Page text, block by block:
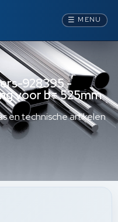
☰ MENU
928395 -
voor b= 525mm
en technische artikelen